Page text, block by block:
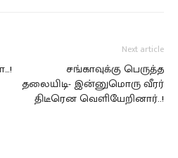
Next article
சங்காவுக்கு பெருத்த
தலையிடி- இன்னுமொரு வீரர்
திடீரென வெளியேறினார்..!